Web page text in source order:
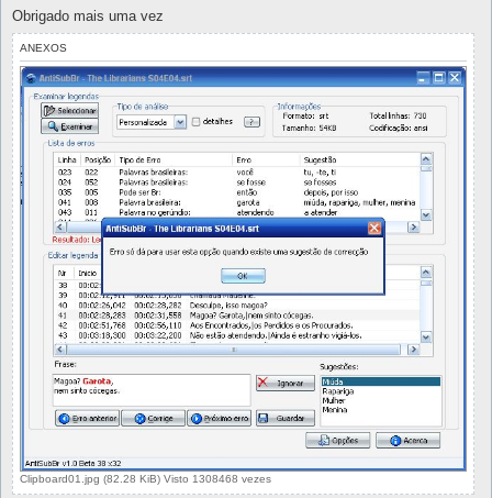
Obrigado mais uma vez
ANEXOS
Clipboard01.jpg (82.28 KiB) Visto 1308468 vezes